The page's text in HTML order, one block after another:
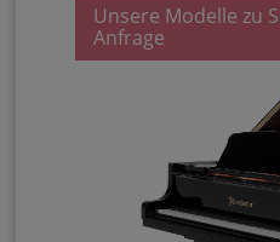
Unsere Modelle zu
Anfrage